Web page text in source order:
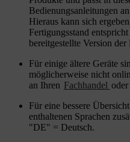
Bedienungsanleitungen
Hieraus kann sich
Fertigungsstand
bereitgestellte Version
Für einige ältere Geräte
möglicherweise nicht
an Ihren Fachhandel oder
Für eine bessere
enthaltenen Sprachen
"DE" = Deutsch.